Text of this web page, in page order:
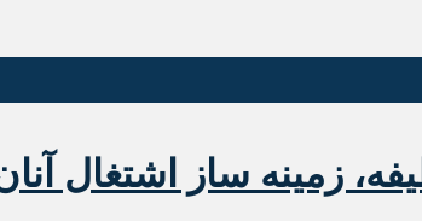
زمینه ساز اشتغال